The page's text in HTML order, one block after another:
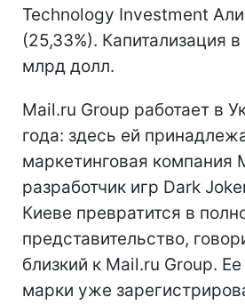
Technology Investment
(25,33%). Капитализация
млрд долл.
Mail.ru Group работает в
года: здесь ей
маркетинговая компания
разработчик игр Dark
Киеве превратится в
представительство,
близкий к Mail.ru Group.
марки уже